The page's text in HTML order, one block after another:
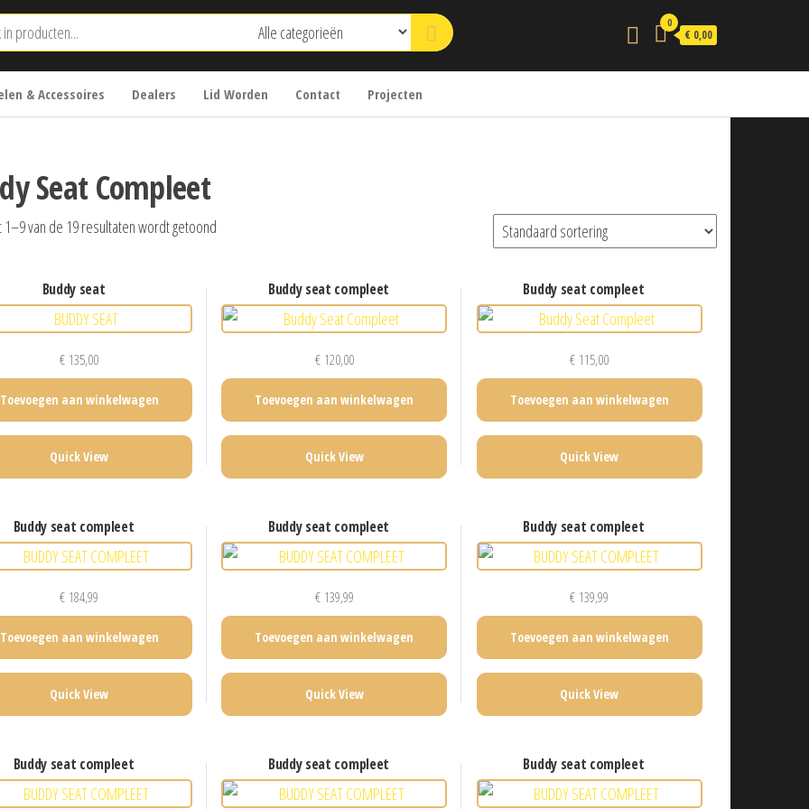
0
€ 0,00
& Accessoires Dealers Lid Worden Contact Projecten
Seat Compleet
1–9 van de 19 resultaten wordt getoond
buddy seat
€ 135,00
Toevoegen aan winkelwagen
Quick View
buddy seat compleet
€120,00
Toevoegen aan winkelwagen
Quick View
buddy seat compleet
€ 115,00
Toevoegen aan winkelwagen
Quick View
buddy seat compleet
€ 184,99
Toevoegen aan winkelwagen
Quick View
buddy seat compleet
€139,99
Toevoegen aan winkelwagen
Quick View
buddy seat compleet
€ 139,99
Toevoegen aan winkelwagen
Quick View
buddy seat compleet buddy seat compleet buddy seat compleet